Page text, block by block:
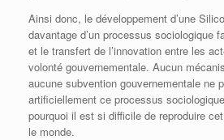
Ainsi donc, le développement d’une
davantage d’un processus sociologique
et le transfert de l’innovation entre les
volonté gouvernementale. Aucun
aucune subvention gouvernementale ne
artificiellement ce processus
pourquoi il est si difficile de reproduire
le monde.